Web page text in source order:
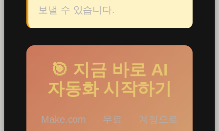
보낼 수 있습니다.
🎯 지금 바로 AI
자동화 시작하기
Make.com 무료 계정으로